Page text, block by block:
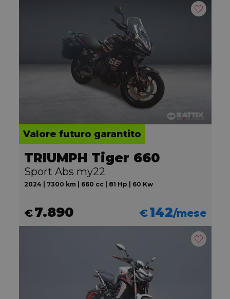
Valore futuro garantito
TRIUMPH Tiger 660
Sport Abs my22
2024 | 7300 km | 660 cc | 81 Hp | 60 Kw
€7.890 €142/mese